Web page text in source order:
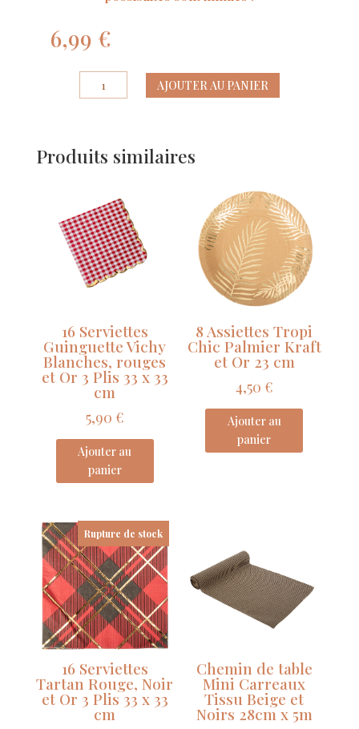
6,99 €
quantité
de
Merci
Soie
Camel
et
Blanc
4cm
AJOUTER AU PANIER
Produits similaires
16 Serviettes
Guinguette Vichy
Blanches, rouges
et Or 3 Plis 33 x 33
cm
5,90 €
Ajouter au
panier
8 Assiettes Tropi
Chic Palmier Kraft
et Or 23 cm
4,50 €
Ajouter au
panier
Rupture de stock
16 Serviettes
Tartan Rouge, Noir
et Or 3 Plis 33 x 33
cm
Chemin de table
Mini Carreaux
Tissu Beige et
Noirs 28cm x 5m